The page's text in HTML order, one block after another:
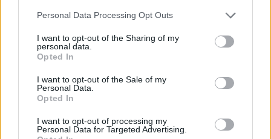
Personal Data Processing Opt Outs
I want to opt-out of the Sharing of my
personal data.
Opted In
I want to opt-out of the Sale of my
Personal Data.
Opted In
I want to opt-out of processing my
Personal Data for Targeted Advertising.
Iráni konfliktus: több európai
NATO-tagállam is nemet mondott
Trump segítségkérésére